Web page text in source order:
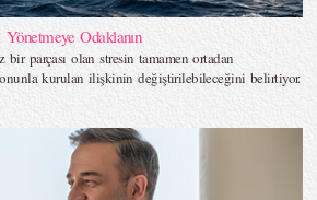
Odaklanın
bir parçası olan stresin tamamen ortadan
onunla kurulan ilişkinin değiştirilebileceğini belirtiyor.